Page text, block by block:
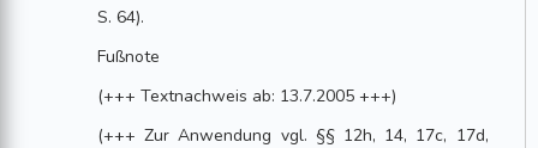
S. 64).
Fußnote
(+++ Textnachweis ab: 13.7.2005 +++)
(+++ Zur Anwendung vgl. §§ 12h, 14, 17c, 17d,